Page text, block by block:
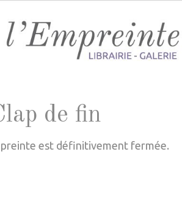
de fin
est définitivement fermée.